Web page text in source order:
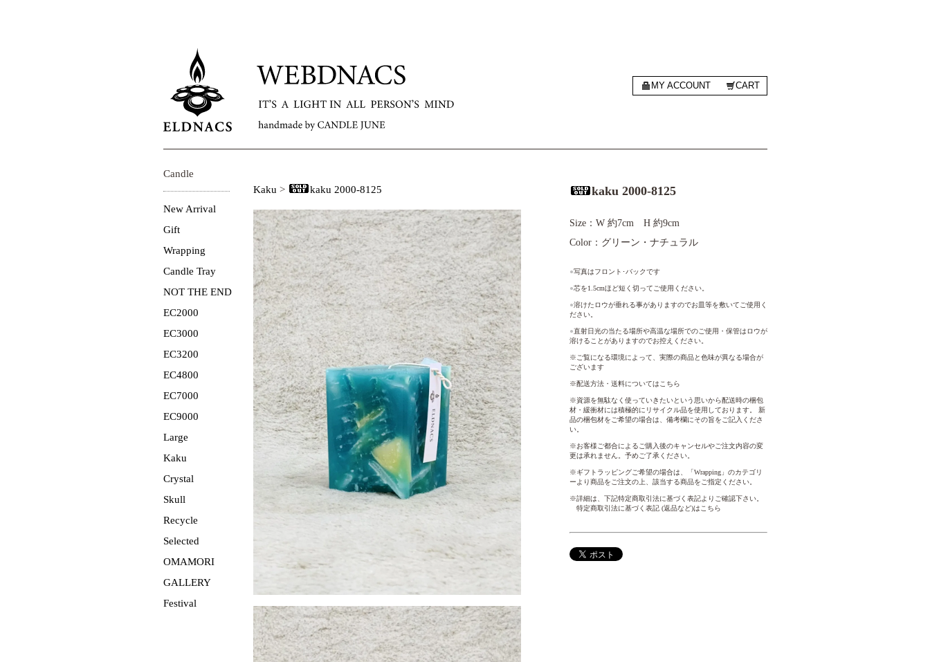
MY ACCOUNT CART
Candle
New Arrival
Gift
Wrapping
Candle Tray
NOT THE END
EC2000
EC3000
EC3200
EC4800
EC7000
EC9000
Large
Kaku
Crystal
Skull
Recycle
Selected
OMAMORI
GALLERY
Festival
Kaku > kaku 2000-8125 kaku 2000-8125
Size：W 約7cm H 約9cm
Color：グリーン・ナチュラル
●写真はフロント･バックです
●芯を1.5cmほど短く切ってご使用ください。
●溶けたロウが垂れる事がありますのでお皿等を敷いてご使用く
ださい。
●直射日光の当たる場所や高温な場所でのご使用・保管はロウが
溶けることがありますのでお控えください。
※ご覧になる環境によって、実際の商品と色味が異なる場合が
ございます
※配送方法・送料についてはこちら
※資源を無駄なく使っていきたいという思いから配送時の梱包
材・緩衝材には積極的にリサイクル品を使用しております。 新
品の梱包材をご希望の場合は、備考欄にその旨をご記入くださ
い。
※お客様ご都合によるご購入後のキャンセルやご注文内容の変
更は承れません。予めご了承ください。
※ギフトラッピングご希望の場合は、「Wrapping」のカテゴリ
ーより商品をご注文の上、該当する商品をご指定ください。
※詳細は、下記特定商取引法に基づく表記よりご確認下さい。
特定商取引法に基づく表記 (返品など)はこちら